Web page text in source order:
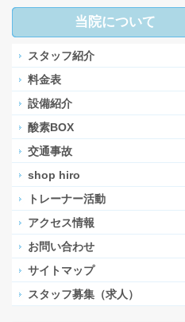
当院について
スタッフ紹介
料金表
設備紹介
酸素BOX
交通事故
shop hiro
トレーナー活動
アクセス情報
お問い合わせ
サイトマップ
スタッフ募集（求人）